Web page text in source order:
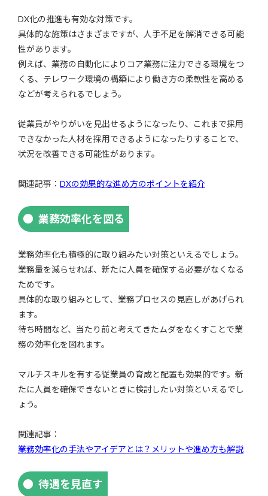
DX化の推進も有効な対策です。
具体的な施策はさまざまですが、人手不足を解消できる可能
性があります。
例えば、業務の自動化によりコア業務に注力できる環境をつ
くる、テレワーク環境の構築により働き方の柔軟性を高める
などが考えられるでしょう。
従業員がやりがいを見出せるようになったり、これまで採用
できなかった人材を採用できるようになったりすることで、
状況を改善できる可能性があります。
関連記事： DXの効果的な進め方のポイントを紹介
業務効率化を図る
業務効率化も積極的に取り組みたい対策といえるでしょう。
業務量を減らせれば、新たに人員を確保する必要がなくなる
ためです。
具体的な取り組みとして、業務プロセスの見直しがあげられ
ます。
待ち時間など、当たり前と考えてきたムダをなくすことで業
務の効率化を図れます。
マルチスキルを有する従業員の育成と配置も効果的です。新
たに人員を確保できないときに検討したい対策といえるでし
ょう。
関連記事：
業務効率化の手法やアイデアとは？メリットや進め方も解説
待遇を見直す